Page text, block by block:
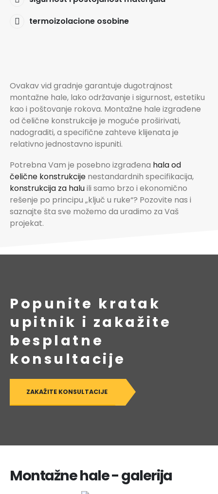
termoizolacione osobine
Ovakav vid gradnje garantuje dugotrajnost
montažne hale, lako održavanje i sigurnost, estetiku
kao i poštovanje rokova. Montažne hale izgrađene
od čelične konstrukcije je moguće proširivati,
nadograditi, a specifične zahteve klijenata je
relativno jednostavno ispuniti.
Potrebna Vam je posebno izgrađena hala od
čelične konstrukcije nestandardnih specifikacija,
konstrukcija za haluili samo brzo i ekonomično
rešenje po principu „ključ u ruke“? Pozovite nas i
saznajte šta sve možemo da uradimo za Vaš
projekat.
Popunite kratak
upitnik i zakažite
besplatne
konsultacije
ZAKAŽITE KONSULTACIJE
Montažne hale - galerija